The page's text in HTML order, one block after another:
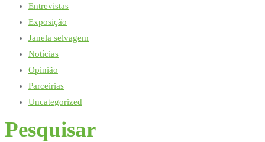
Entrevistas
Exposição
Janela selvagem
Notícias
Opinião
Parceirias
Uncategorized
Pesquisar